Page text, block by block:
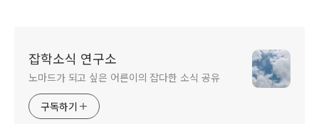
잡학소식 연구소
노마드가 되고 싶은 어른이의 잡다한 소식 공유
구독하기